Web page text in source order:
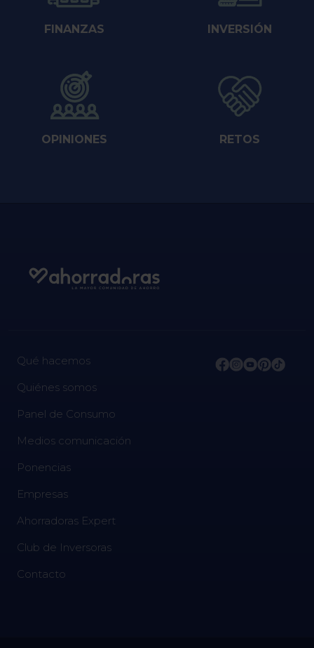
FINANZAS INVERSIÓN
OPINIONES RETOS
Qué hacemos
Quiénes somos
Panel de Consumo
Medios comunicación
Ponencias
Empresas
Ahorradoras Expert
Club de Inversoras
Contacto